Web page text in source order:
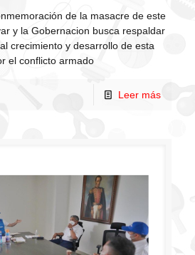
de la masacre de este
y la Gobernacion busca respaldar
crecimiento y desarrollo de esta
el conflicto armado
Leer más